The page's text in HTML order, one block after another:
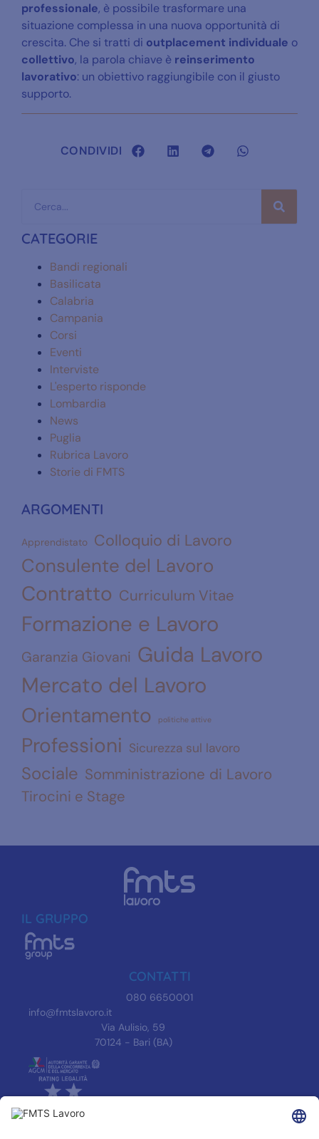
professionale, è possibile trasformare una
situazione complessa in una nuova opportunità di
crescita. Che si tratti di outplacement individuale o
collettivo, la parola chiave è reinserimento
lavorativo: un obiettivo raggiungibile con il giusto
supporto.
CONDIVIDI
CATEGORIE
Bandi regionali
Basilicata
Calabria
Campania
Corsi
Eventi
Interviste
L'esperto risponde
Lombardia
News
Puglia
Rubrica Lavoro
Storie di FMTS
ARGOMENTI
Apprendistato Colloquio di Lavoro
Consulente del Lavoro
Contratto Curriculum Vitae
Formazione e Lavoro
Garanzia Giovani Guida Lavoro
Mercato del Lavoro
Orientamento politiche attive
Professioni Sicurezza sul lavoro
Sociale Somministrazione di Lavoro
Tirocini e Stage
IL GRUPPO
CONTATTI
080 6650001
info@fmtslavoro.it
Via Aulisio, 59
70124 - Bari (BA)